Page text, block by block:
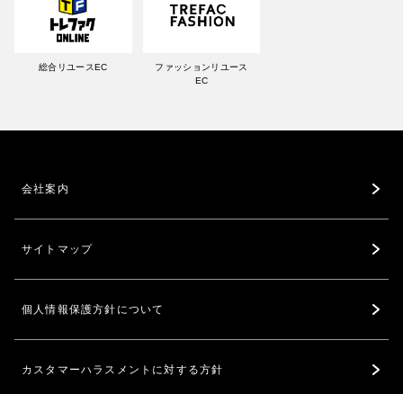
総合リユースEC
ファッションリユース
EC
会社案内
サイトマップ
個人情報保護方針について
カスタマーハラスメントに対する方針